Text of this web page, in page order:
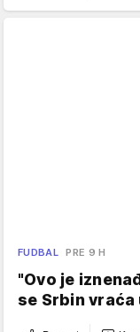
FUDBAL PRE 9 H
"Ovo je
se Srbin vraća